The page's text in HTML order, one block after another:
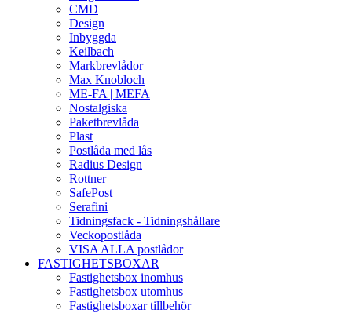
CMD
Design
Inbyggda
Keilbach
Markbrevlådor
Max Knobloch
ME-FA | MEFA
Nostalgiska
Paketbrevlåda
Plast
Postlåda med lås
Radius Design
Rottner
SafePost
Serafini
Tidningsfack - Tidningshållare
Veckopostlåda
VISA ALLA postlådor
FASTIGHETSBOXAR
Fastighetsbox inomhus
Fastighetsbox utomhus
Fastighetsboxar tillbehör